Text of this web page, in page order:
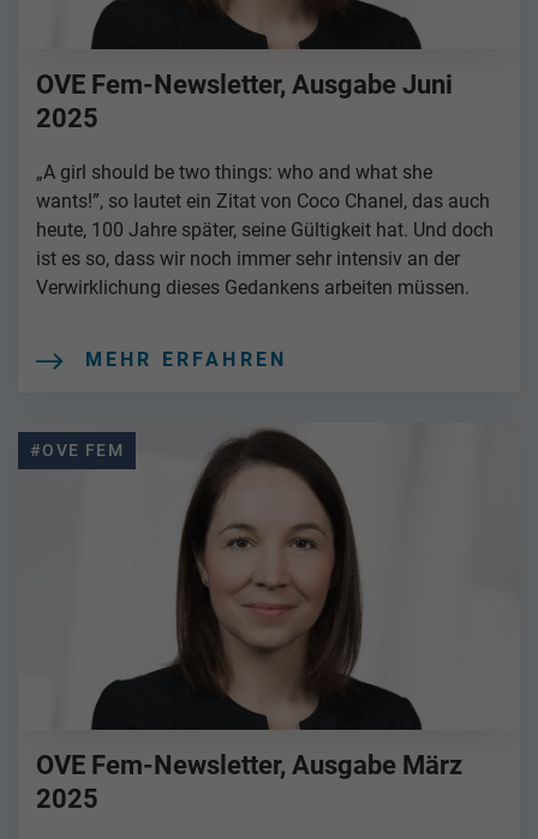
OVE Fem-Newsletter, Ausgabe Juni
2025
„A girl should be two things: who and what she
wants!”, so lautet ein Zitat von Coco Chanel, das auch
heute, 100 Jahre später, seine Gültigkeit hat. Und doch
ist es so, dass wir noch immer sehr intensiv an der
Verwirklichung dieses Gedankens arbeiten müssen.
MEHR ERFAHREN
#OVE FEM
OVE Fem-Newsletter, Ausgabe März
2025